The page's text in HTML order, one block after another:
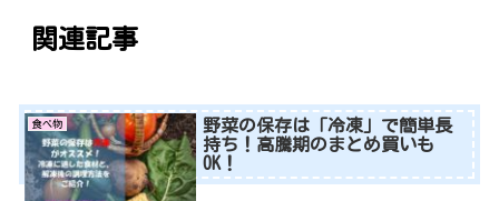
関連記事
食べ物
野菜の保存は「冷凍」で簡単長
持ち！高騰期のまとめ買いも
OK！